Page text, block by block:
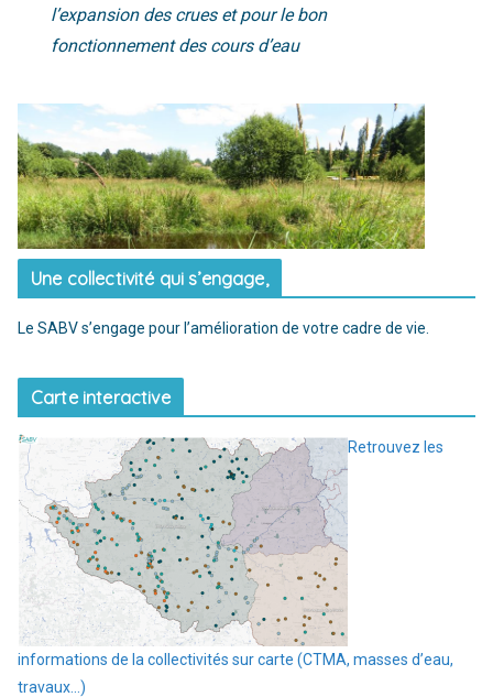
l’expansion des crues et pour le bon
fonctionnement des cours d’eau
Une collectivité qui s’engage,
Le SABV s’engage pour l’amélioration de votre cadre de vie.
Carte interactive
Retrouvez les
informations de la collectivités sur carte (CTMA, masses d’eau,
travaux…)